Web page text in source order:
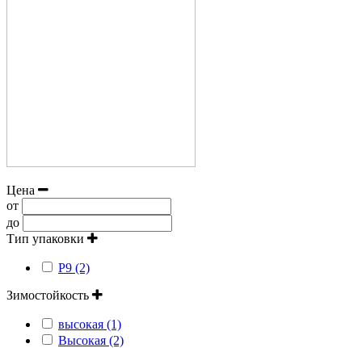
Цена
от
до
Тип упаковки
Р9 (2)
Зимостойкость
высокая (1)
Высокая (2)